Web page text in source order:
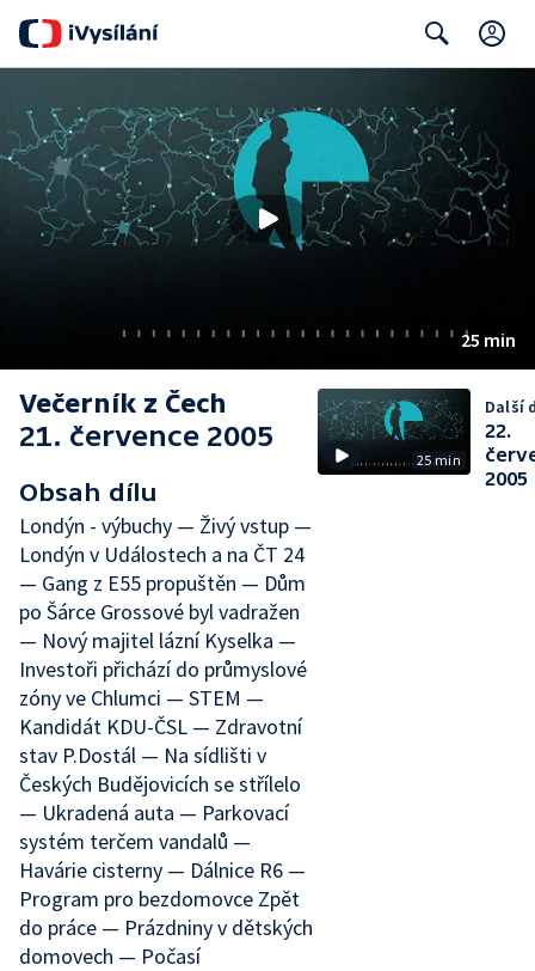
25 min
Večerník z Čech
21. července 2005
Obsah dílu
Londýn - výbuchy — Živý vstup —
Londýn v Událostech a na ČT 24
— Gang z E55 propuštěn — Dům
po Šárce Grossové byl vadražen
— Nový majitel lázní Kyselka —
Investoři přichází do průmyslové
zóny ve Chlumci — STEM —
Kandidát KDU-ČSL — Zdravotní
stav P.Dostál — Na sídlišti v
Českých Budějovicích se střílelo
— Ukradená auta — Parkovací
systém terčem vandalů —
Havárie cisterny — Dálnice R6 —
Program pro bezdomovce Zpět
do práce — Prázdniny v dětských
domovech — Počasí
25 min
Další
22.
2005